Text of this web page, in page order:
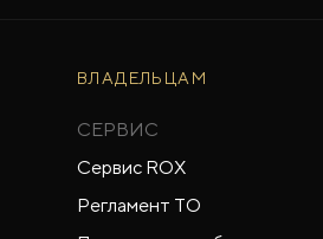
ВЛАДЕЛЬЦАМ
СЕРВИС
Сервис ROX
Регламент ТО